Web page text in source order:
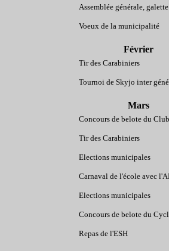
Assemblée générale,
Voeux de la municipalité
Février
Tir des Carabiniers
Tournoi de Skyjo inter
Mars
Concours de belote du
Tir des Carabiniers
Elections municipales
Carnaval de l'école avec
Elections municipales
Concours de belote du
Repas de l'ESH